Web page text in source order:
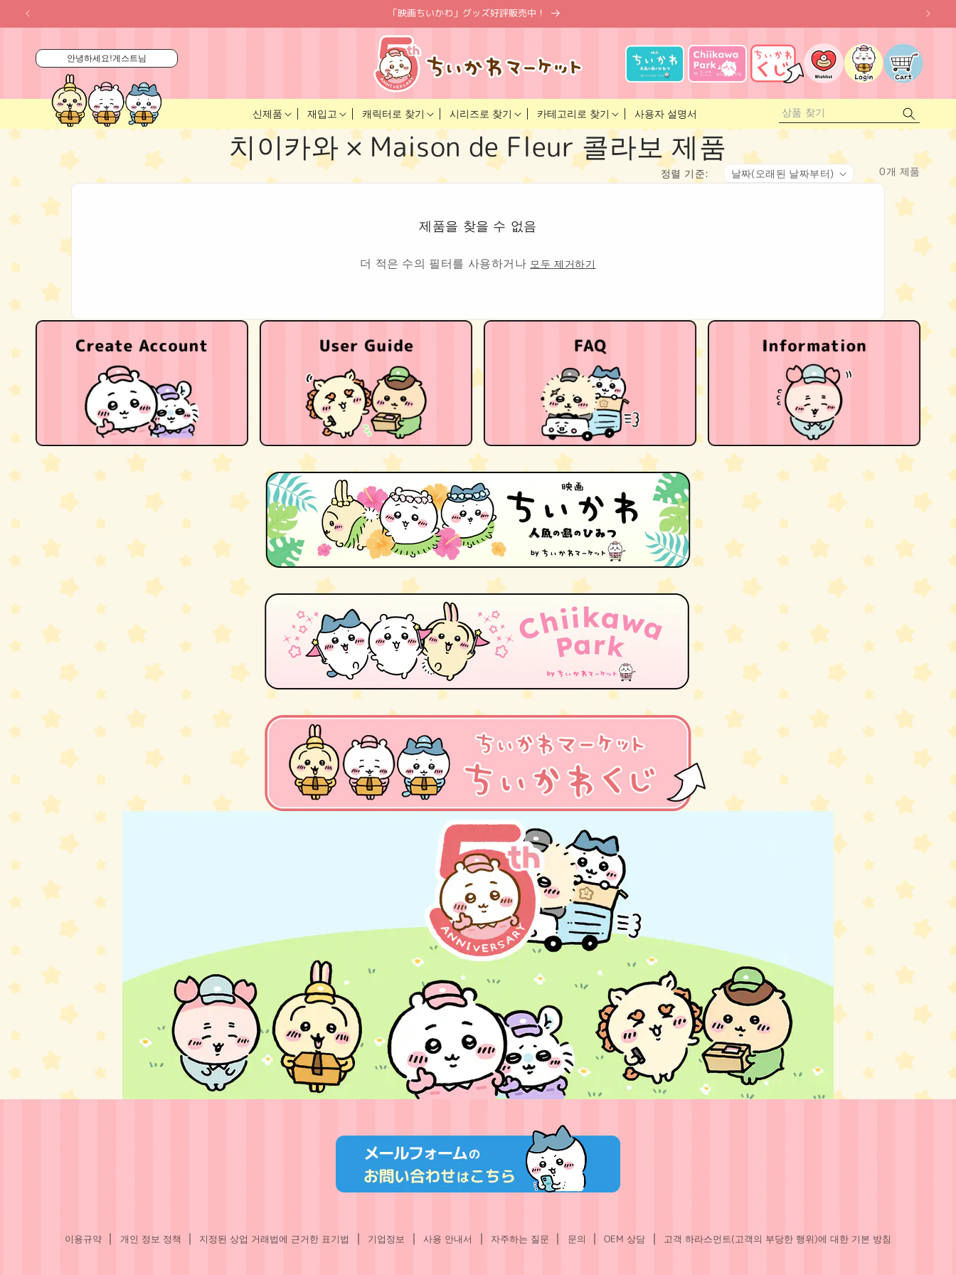
로 건너
뛰기
「映画ちいかわ」グッズ好評販売中！
안녕하세요!게스트님
신제품 재입고 캐릭터로 찾기 시리즈로 찾기 카테고리로 찾기 사용자 설명서
심
상
로
그
인
카
트
컬
렉
치이카와 × Maison de Fleur 콜라보 제품
정렬 기준: 0개 제품
제품을 찾을 수 없음
더 적은 수의 필터를 사용하거나 모두 제거하기
이용규약 개인 정보 정책 지정된 상업 거래법에 근거한 표기법 기업정보 사용 안내서 자주하는 질문 문의 OEM 상담 고객 하라스먼트(고객의 부당한 행위)에 대한 기본 방침